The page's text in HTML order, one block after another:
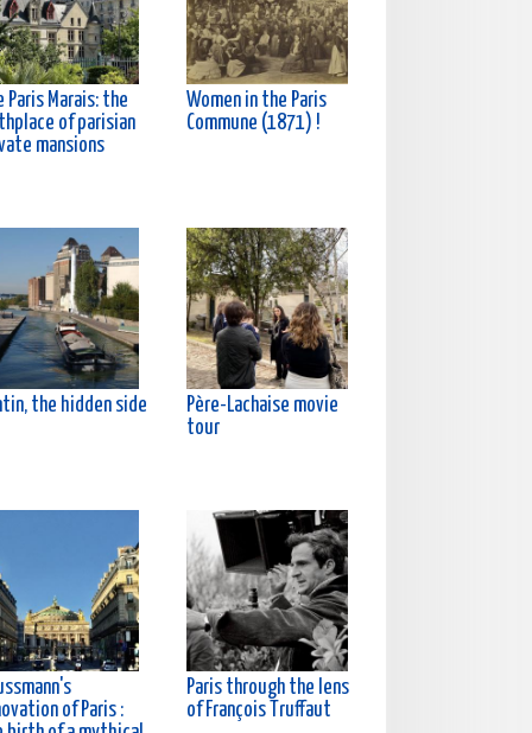
Paris Marais: the
of parisian
mansions
Women in the Paris
Commune (1871) !
the hidden side
Père-Lachaise movie
tour
of Paris :
Paris through the lens
of François Truffaut